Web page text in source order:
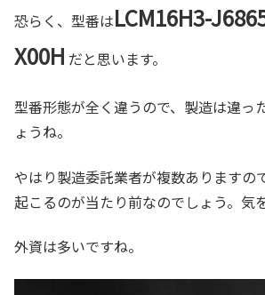
恐らく、型番はLCM16H3-
X00H だと思います。
型番形態が全く違うので、製造は違っ
ょうね。
やはり製造委託業者が複数ありますの
起こるのが当たり前なのでしょう。気
外資は多いですね。